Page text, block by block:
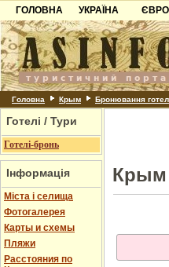
ГОЛОВНА
УКРАЇНА
Карпати
Азов
Причорноморря
Шацьк
Головна Крым Бронювання
Готелі / Тури
Готелі-бронь
Інформація
Міста і селища
Фотогалерея
Карты и схемы
Пляжи
Расстояния по
Крым